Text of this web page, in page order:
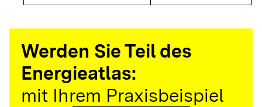
Werden Sie Teil des
Energieatlas:
mit Ihrem Praxisbeispiel